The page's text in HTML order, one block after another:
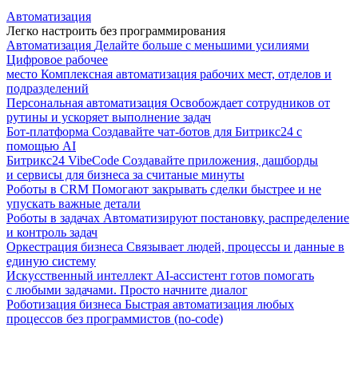
Автоматизация
Легко настроить без программирования
Автоматизация Делайте больше с меньшими усилиями
Цифровое рабочее
место Комплексная автоматизация рабочих мест, отделов и
подразделений
Персональная автоматизация Освобождает сотрудников от
рутины и ускоряет выполнение задач
Бот-платформа Создавайте чат-ботов для Битрикс24 с
помощью AI
Битрикс24 VibeCode Создавайте приложения, дашборды
и сервисы для бизнеса за считаные минуты
Роботы в CRM Помогают закрывать сделки быстрее и не
упускать важные детали
Роботы в задачах Автоматизируют постановку, распределение
и контроль задач
Оркестрация бизнеса Связывает людей, процессы и данные в
единую систему
Искусственный интеллект AI-ассистент готов помогать
с любыми задачами. Просто начните диалог
Роботизация бизнеса Быстрая автоматизация любых
процессов без программистов (no-code)